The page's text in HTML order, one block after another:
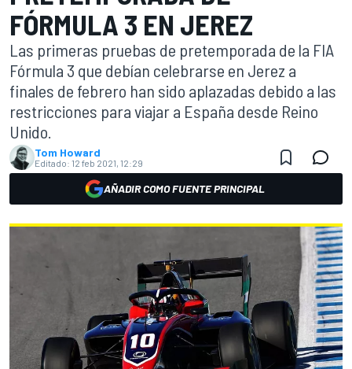
FÓRMULA 3 EN JEREZ
Las primeras pruebas de pretemporada de la FIA
Fórmula 3 que debían celebrarse en Jerez a
finales de febrero han sido aplazadas debido a las
restricciones para viajar a España desde Reino
Unido.
Tom Howard
Editado: 12 feb 2021, 12:29
AÑADIR COMO FUENTE PRINCIPAL